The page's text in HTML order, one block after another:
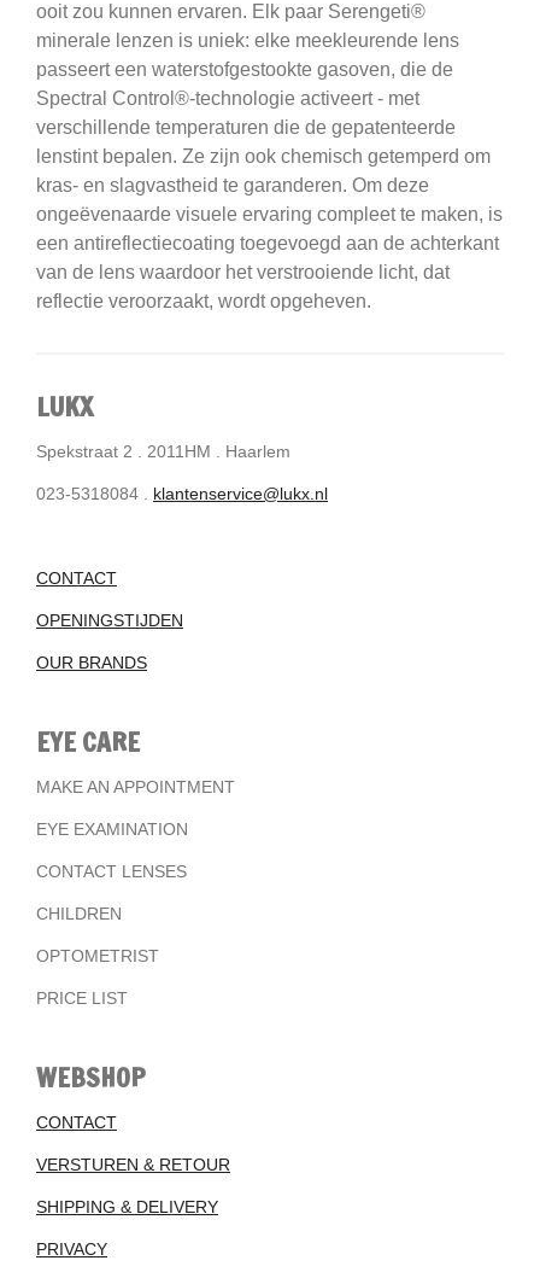
ooit zou kunnen ervaren. Elk paar Serengeti®
minerale lenzen is uniek: elke meekleurende lens
passeert een waterstofgestookte gasoven, die de
Spectral Control®-technologie activeert - met
verschillende temperaturen die de gepatenteerde
lenstint bepalen. Ze zijn ook chemisch getemperd om
kras- en slagvastheid te garanderen. Om deze
ongeëvenaarde visuele ervaring compleet te maken, is
een antireflectiecoating toegevoegd aan de achterkant
van de lens waardoor het verstrooiende licht, dat
reflectie veroorzaakt, wordt opgeheven.
LUKX
Spekstraat 2 . 2011HM . Haarlem
023-5318084 . klantenservice@lukx.nl
CONTACT
OPENINGSTIJDEN
OUR BRANDS
EYE CARE
MAKE AN APPOINTMENT
EYE EXAMINATION
CONTACT LENSES
CHILDREN
OPTOMETRIST
PRICE LIST
WEBSHOP
CONTACT
VERSTUREN & RETOUR
SHIPPING & DELIVERY
PRIVACY